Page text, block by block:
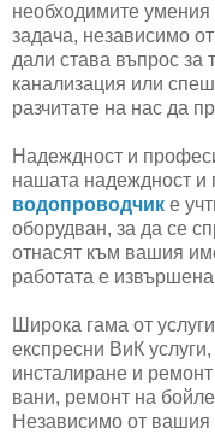
необходимите умения
задача, независимо
дали става въпрос за
канализация или
разчитате на нас да
Надеждност и
нашата надеждност
водопроводчик е
оборудван, за да се
отнасят към вашия
работата е
Широка гама от
експресни ВиК
инсталиране и
вани, ремонт на
Независимо от